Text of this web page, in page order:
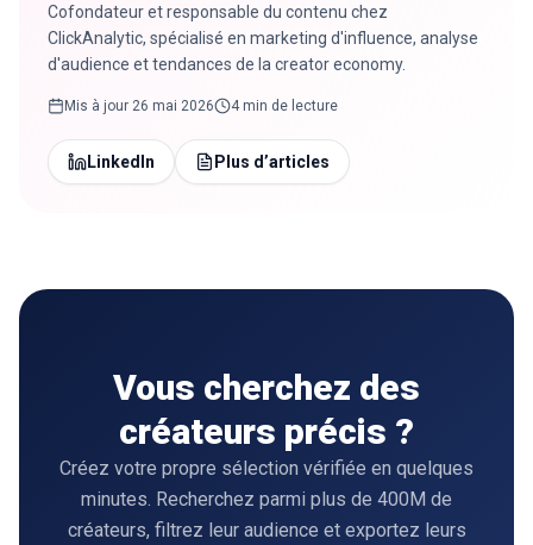
Cofondateur et responsable du contenu chez
ClickAnalytic, spécialisé en marketing d'influence, analyse
d'audience et tendances de la creator economy.
Mis à jour 26 mai 2026 4 min de lecture
LinkedIn Plus d’articles
Vous cherchez des
créateurs précis ?
Créez votre propre sélection vérifiée en quelques
minutes. Recherchez parmi plus de 400M de
créateurs, filtrez leur audience et exportez leurs